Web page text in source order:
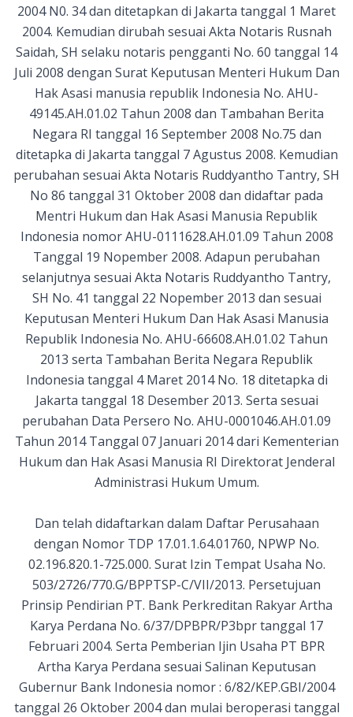
2004 N0. 34 dan ditetapkan di Jakarta tanggal 1 Maret
2004. Kemudian dirubah sesuai Akta Notaris Rusnah
Saidah, SH selaku notaris pengganti No. 60 tanggal 14
Juli 2008 dengan Surat Keputusan Menteri Hukum Dan
Hak Asasi manusia republik Indonesia No. AHU-
49145.AH.01.02 Tahun 2008 dan Tambahan Berita
Negara RI tanggal 16 September 2008 No.75 dan
ditetapka di Jakarta tanggal 7 Agustus 2008. Kemudian
perubahan sesuai Akta Notaris Ruddyantho Tantry, SH
No 86 tanggal 31 Oktober 2008 dan didaftar pada
Mentri Hukum dan Hak Asasi Manusia Republik
Indonesia nomor AHU-0111628.AH.01.09 Tahun 2008
Tanggal 19 Nopember 2008. Adapun perubahan
selanjutnya sesuai Akta Notaris Ruddyantho Tantry,
SH No. 41 tanggal 22 Nopember 2013 dan sesuai
Keputusan Menteri Hukum Dan Hak Asasi Manusia
Republik Indonesia No. AHU-66608.AH.01.02 Tahun
2013 serta Tambahan Berita Negara Republik
Indonesia tanggal 4 Maret 2014 No. 18 ditetapka di
Jakarta tanggal 18 Desember 2013. Serta sesuai
perubahan Data Persero No. AHU-0001046.AH.01.09
Tahun 2014 Tanggal 07 Januari 2014 dari Kementerian
Hukum dan Hak Asasi Manusia RI Direktorat Jenderal
Administrasi Hukum Umum.
Dan telah didaftarkan dalam Daftar Perusahaan
dengan Nomor TDP 17.01.1.64.01760, NPWP No.
02.196.820.1-725.000. Surat Izin Tempat Usaha No.
503/2726/770.G/BPPTSP-C/VII/2013. Persetujuan
Prinsip Pendirian PT. Bank Perkreditan Rakyar Artha
Karya Perdana No. 6/37/DPBPR/P3bpr tanggal 17
Februari 2004. Serta Pemberian Ijin Usaha PT BPR
Artha Karya Perdana sesuai Salinan Keputusan
Gubernur Bank Indonesia nomor : 6/82/KEP.GBI/2004
tanggal 26 Oktober 2004 dan mulai beroperasi tanggal